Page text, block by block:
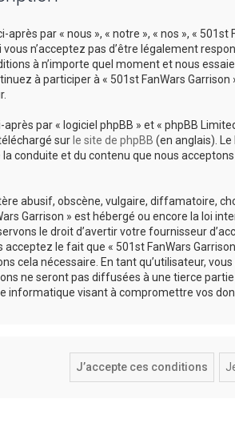
après par « nous », « notre », « nos », «
n’acceptez pas d’être légalement
à n’importe quel moment et nous
à participer à « 501st FanWars
par « logiciel phpBB » et « phpBB
sur le site de phpBB (en anglais).
conduite et du contenu que nous
abusif, obscène, vulgaire, diffamatoire,
Garrison » est hébergé ou encore la loi
le droit d’avertir votre fournisseur
le fait que « 501st FanWars
cela nécessaire. En tant qu’utilisateur,
ne seront pas diffusées à une tierce
informatique visant à compromettre vos